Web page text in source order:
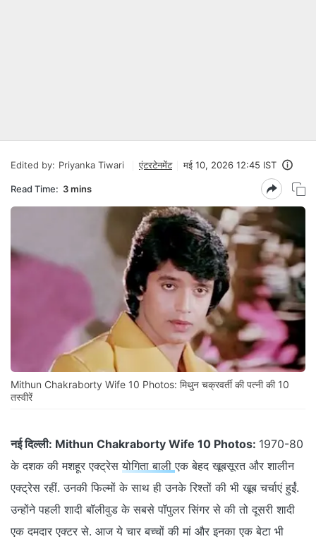
Edited by: Priyanka Tiwari एंटरटेनमेंट मई 10, 2026 12:45 IST
Read Time: 3 mins
Mithun Chakraborty Wife 10 Photos: मिथुन चक्रवर्ती की पत्नी की 10
तस्वीरें
नई दिल्ली: Mithun Chakraborty Wife 10 Photos: 1970-80
के दशक की मशहूर एक्ट्रेसयोगिता बालीएक बेहद खूबसूरत और शालीन
एक्ट्रेस रहीं. उनकी फिल्मों के साथ ही उनके रिश्तों की भी खूब चर्चाएं हुईं.
उन्होंने पहली शादी बॉलीवुड के सबसे पॉपुलर सिंगर से की तो दूसरी शादी
एक दमदार एक्टर से. आज ये चार बच्चों की मां और इनका एक बेटा भी